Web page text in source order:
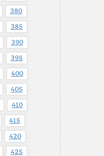
380
385
390
395
400
405
410
415
420
425